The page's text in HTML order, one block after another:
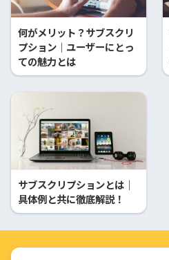
何がメリット？サブスクリ
プション｜ユーザーにとっ
ての魅力とは
サブスクリプションとは｜
具体例と共に徹底解説！